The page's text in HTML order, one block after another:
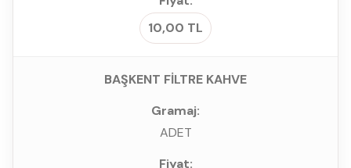
10,00 TL
BAŞKENT FİLTRE KAHVE
ADET